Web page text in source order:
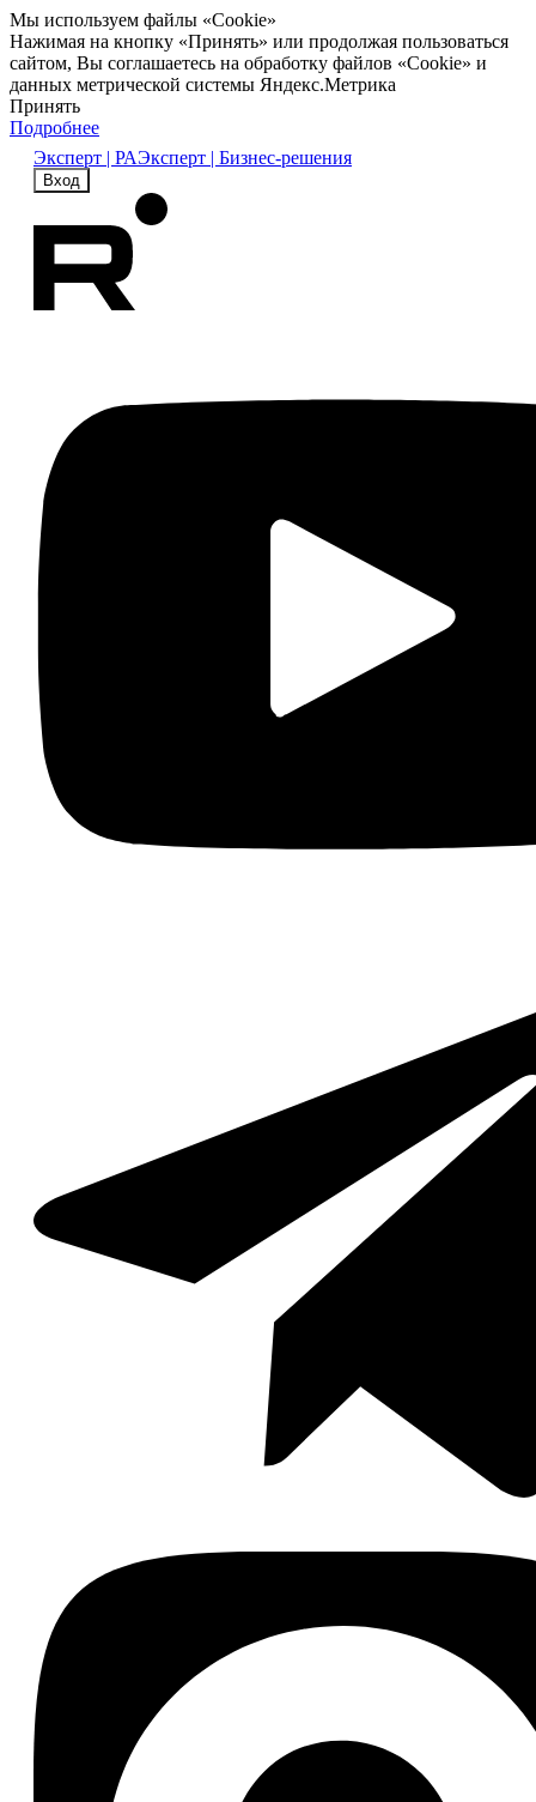
Мы используем файлы «Cookie»
Нажимая на кнопку «Принять» или продолжая пользоваться
сайтом, Вы соглашаетесь на обработку файлов «Cookie» и
данных метрической системы Яндекс.Метрика
Принять
Подробнее
Эксперт | РАЭксперт | Бизнес-решения
Вход